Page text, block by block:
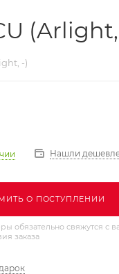
-)
Нашли
О ПОСТУПЛЕНИИ
обязательно свяжутся с
заказа